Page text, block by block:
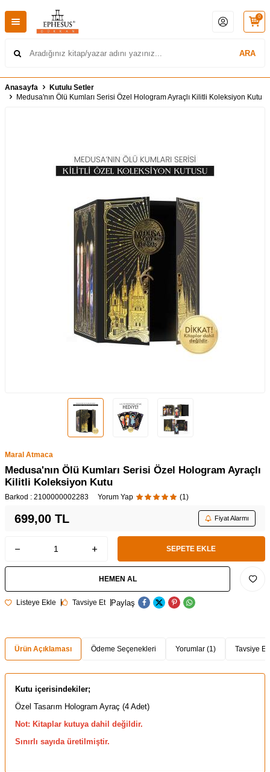
ARA
0
Anasayfa
Kutulu Setler
Medusa'nın Ölü Kumları Serisi Özel Hologram Ayraçlı Kilitli Koleksiyon Kutu
Maral Atmaca
Medusa'nın Ölü Kumları Serisi Özel Hologram Ayraçlı
Kilitli Koleksiyon Kutu
Barkod : 2100000002283 Yorum Yap (1)
699,00 TL Fiyat Alarmı
SEPETE EKLE
HEMEN AL
Listeye Ekle Tavsiye Et Paylaş
Ürün Açıklaması Ödeme Seçenekleri Yorumlar (1) Tavsiye Et
Kutu içerisindekiler;
Özel Tasarım Hologram Ayraç (4 Adet)
Not: Kitaplar kutuya dahil değildir.
Sınırlı sayıda üretilmiştir.